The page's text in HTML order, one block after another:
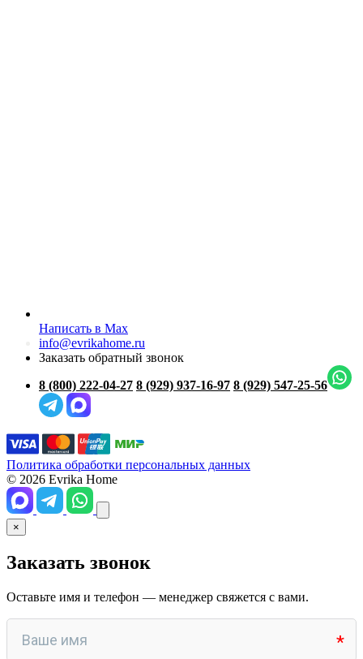
Написать в Max
info@evrikahome.ru
Заказать обратный звонок
8 (800) 222-04-27 8 (929) 937-16-97 8 (929) 547-25-56
Политика обработки персональных данных
© 2026 Evrika Home
×
Заказать звонок
Оставьте имя и телефон — менеджер свяжется с вами.